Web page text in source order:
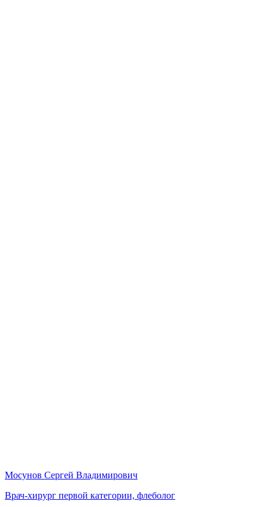
Мосунов Сергей Владимирович
Врач-хирург первой категории, флеболог